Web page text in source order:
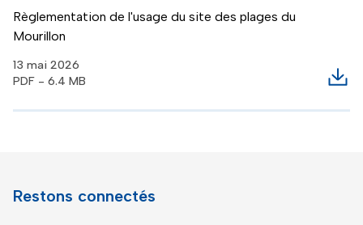
Règlementation de l'usage du site des plages du
Mourillon
13 mai 2026
PDF - 6.4 MB
Restons connectés